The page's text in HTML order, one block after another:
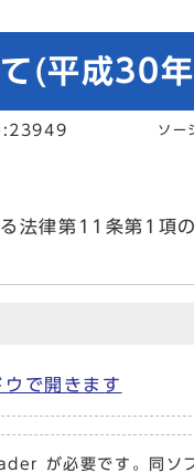
て(平成30
ソー
法律第11条第1項
で開きます
が必要です。同ソ